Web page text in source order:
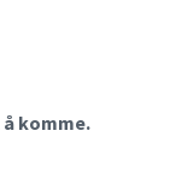
komme.